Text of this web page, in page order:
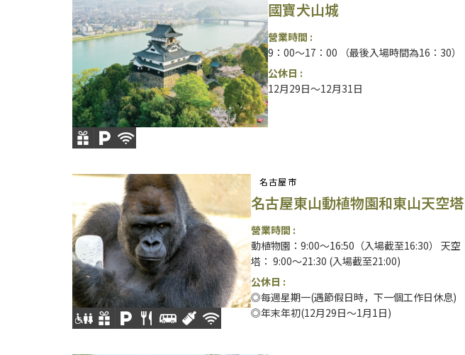
國寶犬山城
營業時間 :
9：00～17：00 （最後入場時間為16：30）
公休日 :
12月29日～12月31日
名古屋市
名古屋東山動植物園和東山天空塔
營業時間 :
動植物園：9:00～16:50（入場截至16:30） 天空
塔： 9:00～21:30 (入場截至21:00)
公休日 :
◎每週星期一(遇節假日時，下一個工作日休息)
◎年末年初(12月29日～1月1日)